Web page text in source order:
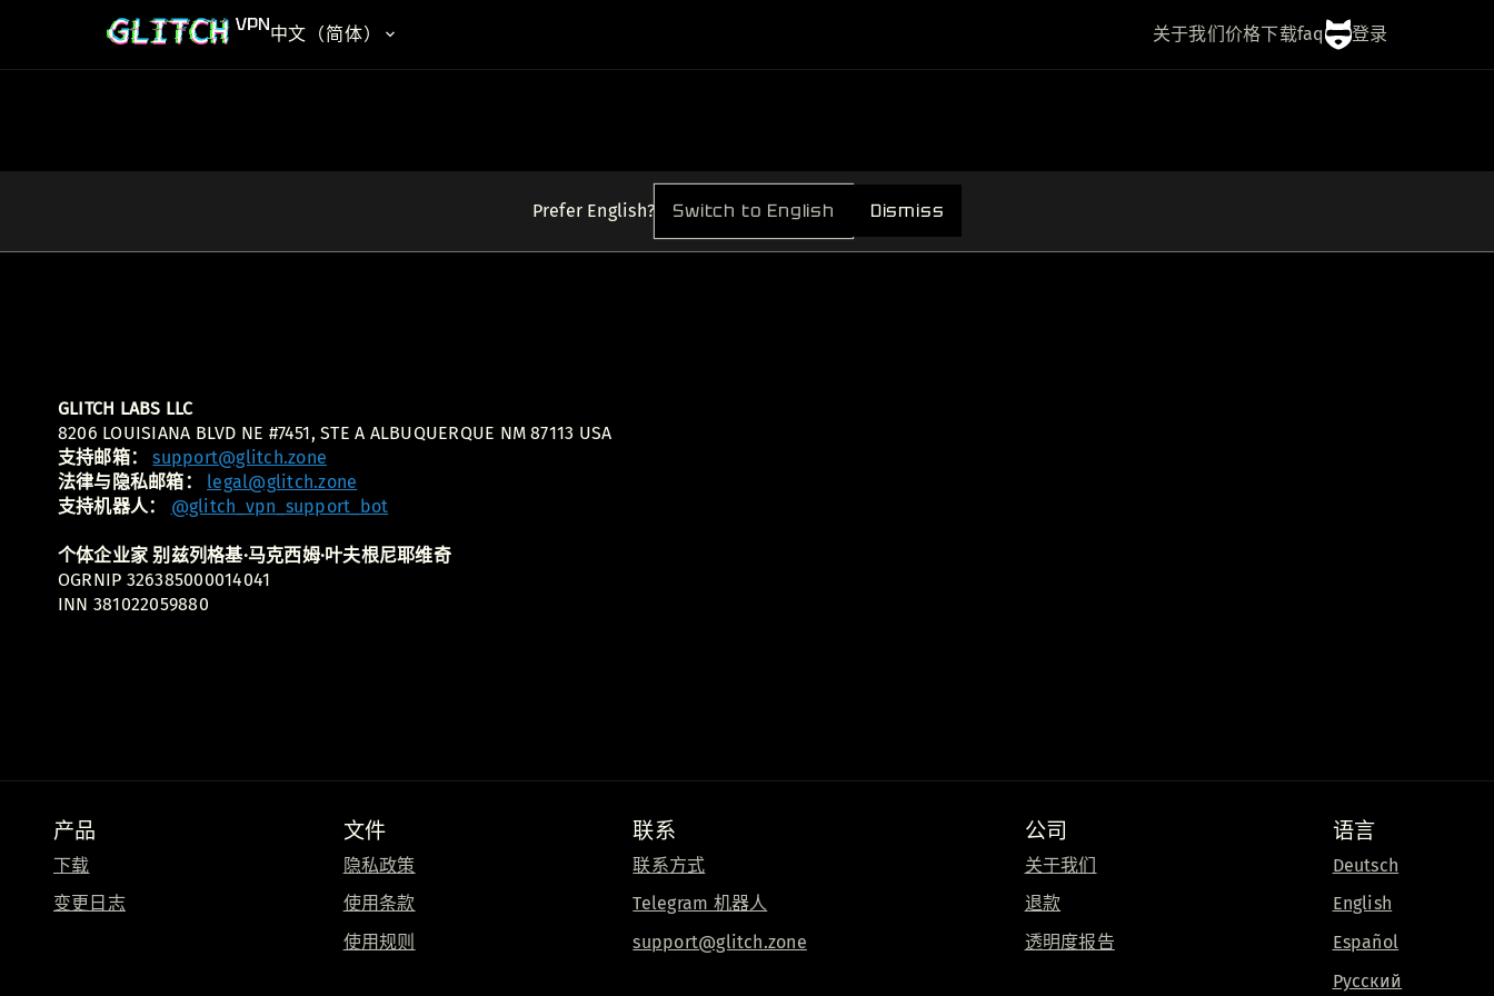
中文（简体） 关于我们价格下载faq 登录
Prefer English? Switch to English Dismiss
GLITCH LABS LLC
8206 LOUISIANA BLVD NE #7451, STE A ALBUQUERQUE NM 87113 USA
支持邮箱：
support@glitch.zone
法律与隐私邮箱：
legal@glitch.zone
支持机器人：
@glitch_vpn_support_bot
个体企业家 别兹列格基·马克西姆·叶夫根尼耶维奇
OGRNIP 326385000014041
INN 381022059880
产品
下载
变更日志
文件
隐私政策
使用条款
使用规则
联系
联系方式
Telegram 机器人
support@glitch.zone
公司
关于我们
退款
透明度报告
语言
Deutsch
English
Español
Русский